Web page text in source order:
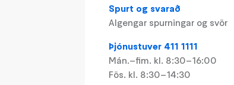
Spurt og svarað
Algengar spurningar og svör
Þjónustuver 411 1111
Mán.–fim. kl. 8:30–16:00
Fös. kl. 8:30–14:30